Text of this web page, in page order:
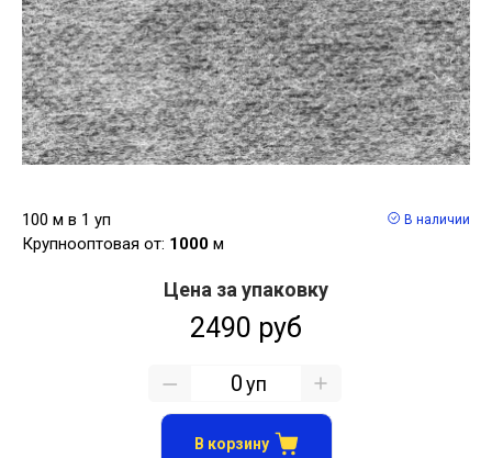
100 м в 1 уп
Крупнооптовая от: 1000 м
В наличии
Цена за упаковку
2490 руб
уп
В корзину